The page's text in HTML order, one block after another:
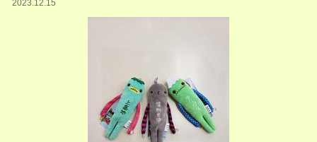
2023.12.15